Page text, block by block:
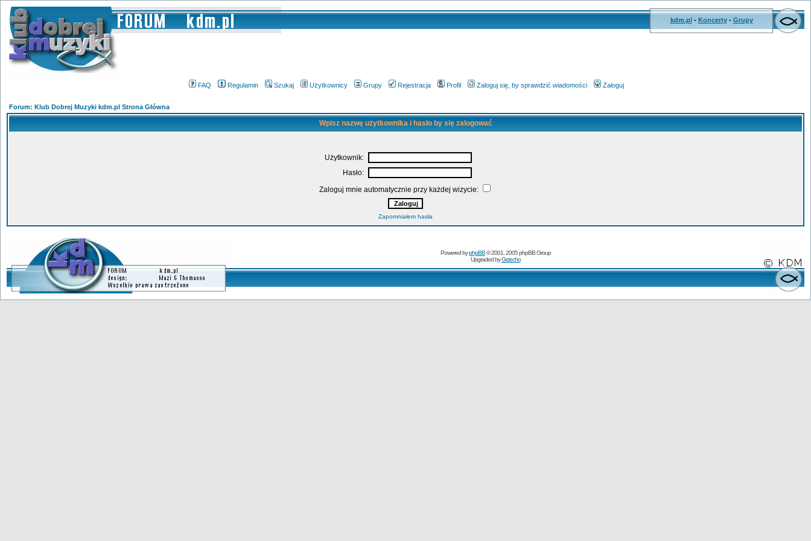
kdm.pl- Koncerty- Grupy
FAQ Regulamin Szukaj Użytkownicy Grupy Rejestracja Profil Zaloguj się, by sprawdzić wiadomości Zaloguj
Forum: Klub Dobrej Muzyki kdm.pl Strona Główna
Wpisz nazwę użytkownika i hasło by się zalogować
Użytkownik:
Hasło:
Zaloguj mnie automatycznie przy każdej wizycie:
Zapomniałem hasła
Powered byphpBB© 2001, 2005 phpBB Group
Upgraded byGrzecho